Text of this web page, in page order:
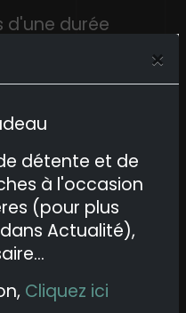
×
détente et de
à l'occasion
(pour plus
Actualité),
Cliquez ici
d'une durée
aura pour
de dénouer
en
être
votre